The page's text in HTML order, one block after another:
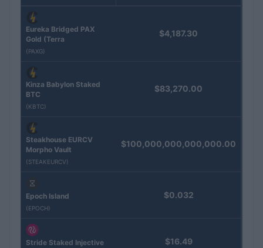
Eureka Bridged PAX
Gold (Terra
(PAXG)
$4,187.30
Kinza Babylon Staked
BTC
(KBTC)
$83,270.00
Steakhouse EURCV
Morpho Vault
(STEAKEURCV)
$100,000,000,000,000.00
Epoch Island
(EPOCH)
$0.032
Stride Staked Injective $16.49